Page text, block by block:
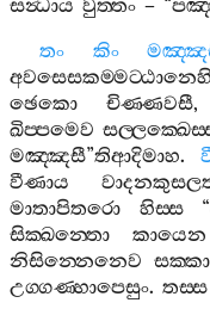
සන්‍ධාය වුත‍්තං – “
තං
කිං
අවසෙසකම‍්මට‍්ඨානෙහි
ඡෙකො
චිණ‍්ණවසී
ඛිප‍්පමෙව
මඤ‍්ඤසී”තිආදිමාහ.
වීණාය
මාතාපිතරො
හිස‍්ස“
සික‍්ඛන‍්තො
කායෙන
නිසින‍්නෙනෙව සක‍්කා
උග‍්ගණ‍්හාපෙසුං. තස‍්ස